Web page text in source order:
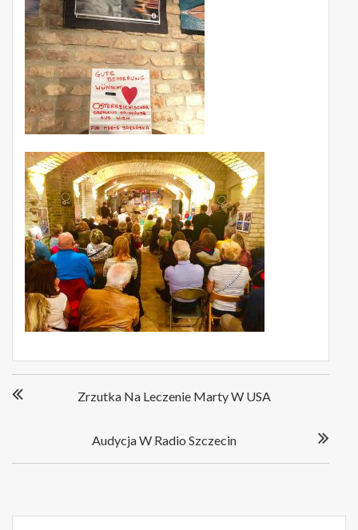
wpisu
Zrzutka Na Leczenie Marty W USA
Audycja W Radio Szczecin